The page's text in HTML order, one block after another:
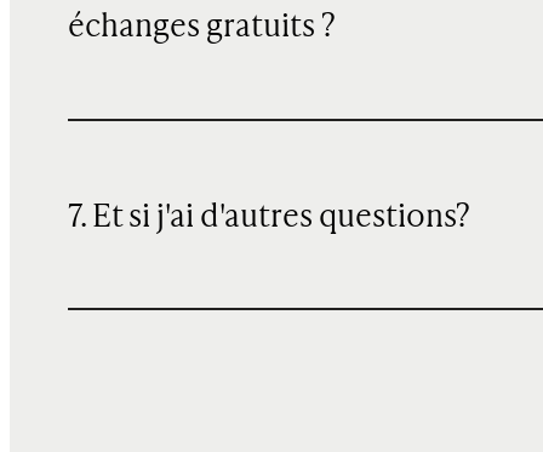
échanges gratuits ?
7. Et si j'ai d'autres questions?